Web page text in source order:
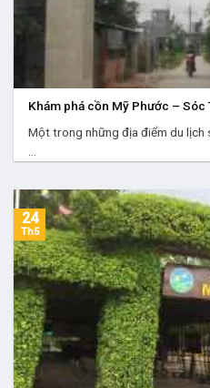
Khám phá cồn Mỹ Phước – Sóc
Một trong những địa điểm du lịch
24
Th5